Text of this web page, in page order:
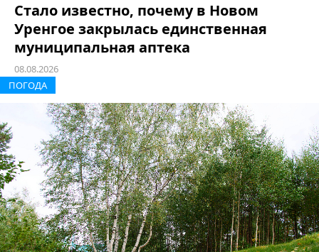
Стало известно, почему в Новом
Уренгое закрылась единственная
муниципальная аптека
08.08.2026
ПОГОДА